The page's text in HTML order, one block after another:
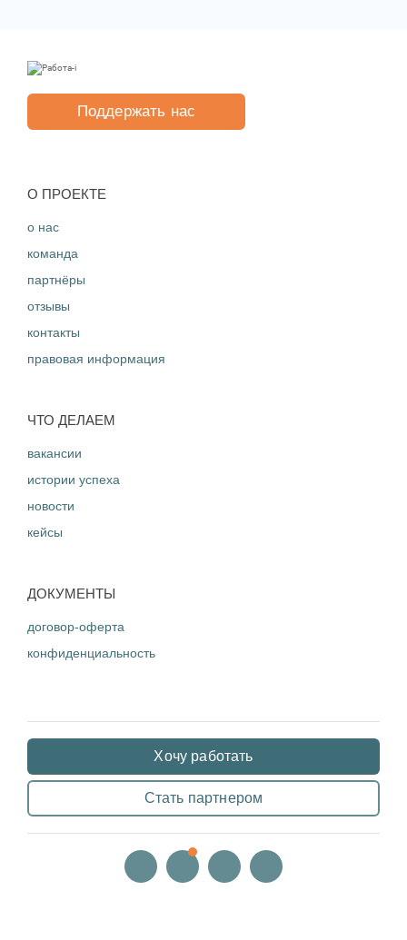
Поддержать нас
O ПРОЕКТЕ
о нас
команда
партнёры
отзывы
контакты
правовая информация
ЧТО ДЕЛАЕМ
вакансии
истории успеха
новости
кейсы
ДОКУМЕНТЫ
договор-оферта
конфиденциальность
Хочу работать
Стать партнером